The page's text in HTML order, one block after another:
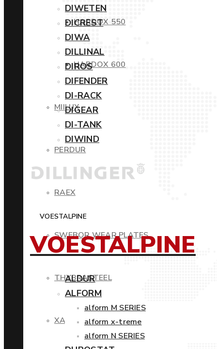
HARDOX 550
HARDOX 600
MIILUX
PERDUR
RAEX
SWEBOR WEAR PLATES
THYBRASTEEL
XAR
DIWETEN
DICREST
DIWA
DILLINAL
DIROS
DIFENDER
DI-RACK
DIGEAR
DI-TANK
DIWIND
VOESTALPINE
VOESTALPINE
ALDUR
ALFORM
alform M SERIES
alform x-treme
alform N SERIES